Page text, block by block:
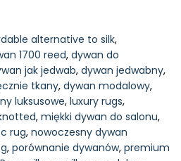
alternative to silk,
1700 reed, dywan do
jak jedwab, dywan jedwabny,
tkany, dywan modalowy,
luksusowe, luxury rugs,
, miękki dywan do salonu,
rug, nowoczesny dywan
, porównanie dywanów, premium